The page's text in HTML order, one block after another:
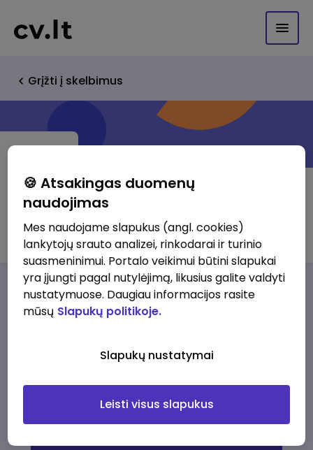
Grįžti į skelbimus
UAB KLAIKONTA
Darbo pasiūlymaiApie musPrivalumai
darbo pasiūlymų
🍪 Atsakingas duomenų
naudojimas
Mes naudojame slapukus (angl. cookies)
lankytojų srauto analizei, rinkodarai ir turinio
suasmeninimui. Portalo veikimui būtini slapukai
yra įjungti pagal nutylėjimą, likusius galite valdyti
nustatymuose. Daugiau informacijos rasite
mūsų Slapukų politikoje.
Slapukų nustatymai
Leisti visus slapukus